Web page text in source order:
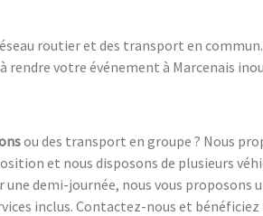
routier et des transport en
rendre votre événement à Marcenais
ou des transport en groupe ? Nous
et nous disposons de plusieurs
une demi-journée, nous vous proposons
inclus. Contactez-nous et